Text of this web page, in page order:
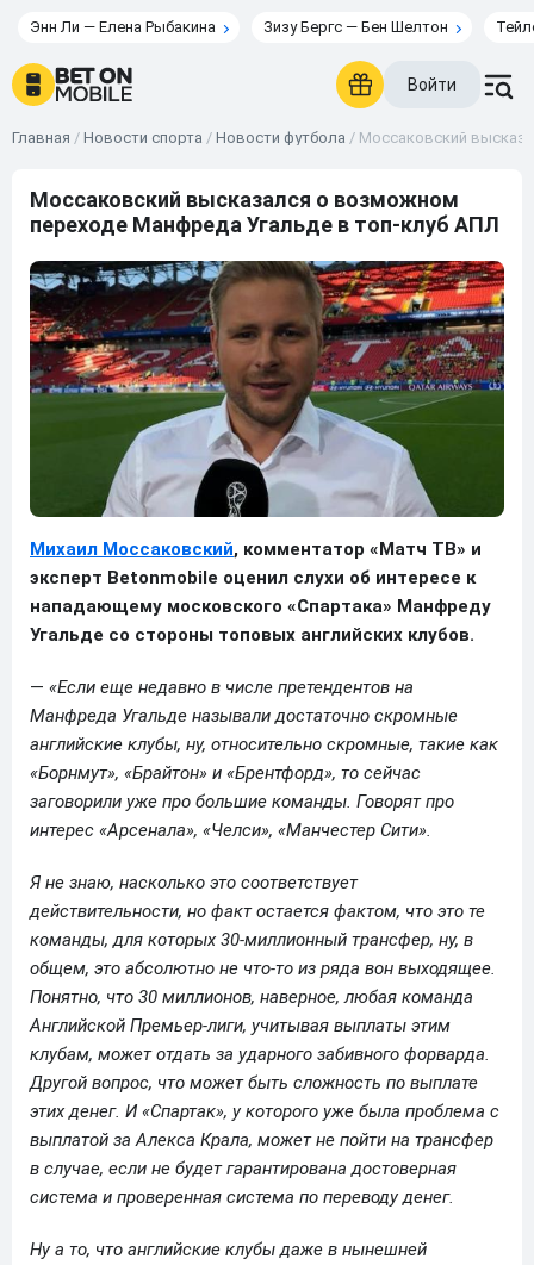
Энн Ли — Елена Рыбакина Зизу Бергс — Бен Шелтон
Войти
Главная / Новости спорта / Новости футбола / Моссаковский
Моссаковский высказался о возможном
переходе Манфреда Угальде в топ-клуб АПЛ
Михаил Моссаковский, комментатор «Матч ТВ» и
эксперт Betonmobile оценил слухи об интересе к
нападающему московского «Спартака» Манфреду
Угальде со стороны топовых английских клубов.
— «Если еще недавно в числе претендентов на
Манфреда Угальде называли достаточно скромные
английские клубы, ну, относительно скромные, такие как
«Борнмут», «Брайтон» и «Брентфорд», то сейчас
заговорили уже про большие команды. Говорят про
интерес «Арсенала», «Челси», «Манчестер Сити».
Я не знаю, насколько это соответствует
действительности, но факт остается фактом, что это те
команды, для которых 30-миллионный трансфер, ну, в
общем, это абсолютно не что-то из ряда вон выходящее.
Понятно, что 30 миллионов, наверное, любая команда
Английской Премьер-лиги, учитывая выплаты этим
клубам, может отдать за ударного забивного форварда.
Другой вопрос, что может быть сложность по выплате
этих денег. И «Спартак», у которого уже была проблема с
выплатой за Алекса Крала, может не пойти на трансфер
в случае, если не будет гарантирована достоверная
система и проверенная система по переводу денег.
Ну а то, что английские клубы даже в нынешней